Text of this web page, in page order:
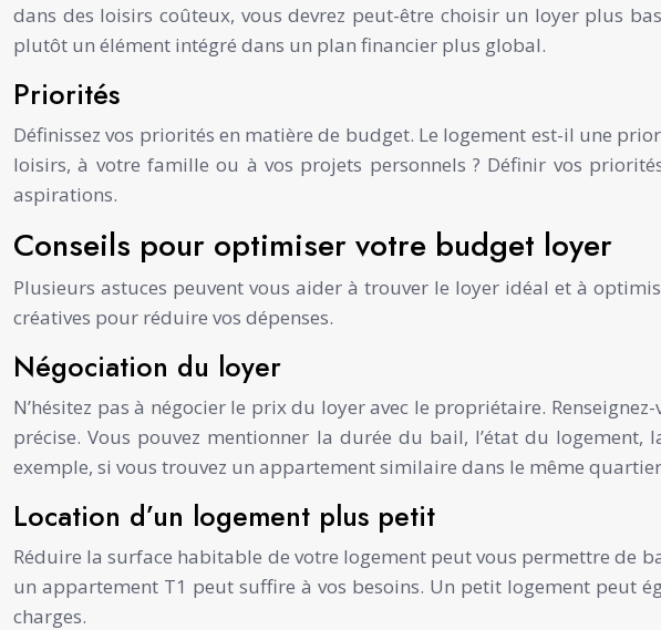
dans des loisirs coûteux, vous devrez peut-être choisir un loyer plus
plutôt un élément intégré dans un plan financier plus global.
Priorités
Définissez vos priorités en matière de budget. Le logement est-il une
loisirs, à votre famille ou à vos projets personnels ? Définir vos
aspirations.
Conseils pour optimiser votre budget loyer
Plusieurs astuces peuvent vous aider à trouver le loyer idéal et à
créatives pour réduire vos dépenses.
Négociation du loyer
N’hésitez pas à négocier le prix du loyer avec le propriétaire.
précise. Vous pouvez mentionner la durée du bail, l’état du
exemple, si vous trouvez un appartement similaire dans le même
Location d’un logement plus petit
Réduire la surface habitable de votre logement peut vous permettre de
un appartement T1 peut suffire à vos besoins. Un petit logement peut
charges.